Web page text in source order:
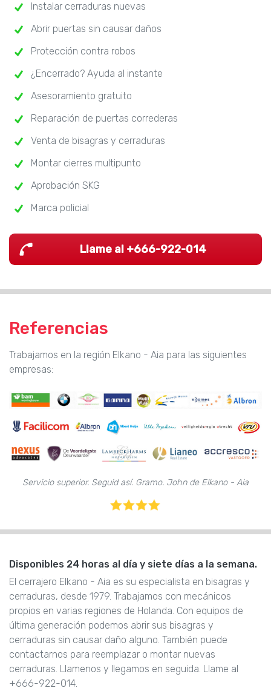
Instalar cerraduras nuevas
Abrir puertas sin causar daños
Protección contra robos
¿Encerrado? Ayuda al instante
Asesoramiento gratuito
Reparación de puertas correderas
Venta de bisagras y cerraduras
Montar cierres multipunto
Aprobación SKG
Marca policial
Llame al +666-922-014
Referencias
Trabajamos en la región Elkano - Aia para las siguientes
empresas:
Servicio superior. Seguid así. Gramo. John de Elkano - Aia
Disponibles 24 horas al día y siete días a la semana.
El cerrajero Elkano - Aia es su especialista en bisagras y
cerraduras, desde 1979. Trabajamos con mecánicos
propios en varias regiones de Holanda. Con equipos de
última generación podemos abrir sus bisagras y
cerraduras sin causar daño alguno. También puede
contactarnos para reemplazar o montar nuevas
cerraduras. Llamenos y llegamos en seguida. Llame al
+666-922-014.